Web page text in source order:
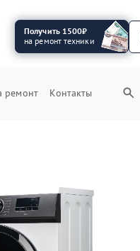
Получить 1500₽
на ремонт техники
ремонт Контакты